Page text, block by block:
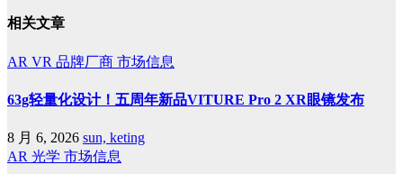
相关文章
AR VR 品牌厂商 市场信息
63g轻量化设计！五周年新品VITURE Pro 2 XR眼镜发布
8 月 6, 2026 sun, keting
AR 光学 市场信息